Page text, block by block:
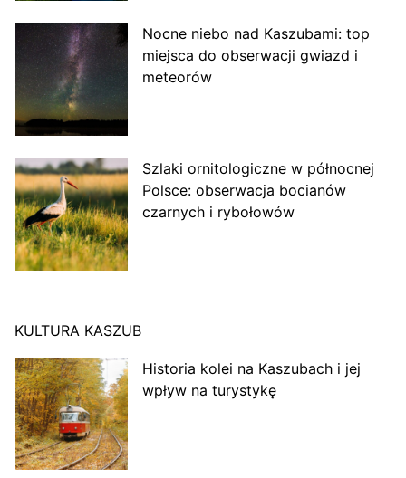
Nocne niebo nad Kaszubami: top
miejsca do obserwacji gwiazd i
meteorów
Szlaki ornitologiczne w północnej
Polsce: obserwacja bocianów
czarnych i rybołowów
KULTURA KASZUB
Historia kolei na Kaszubach i jej
wpływ na turystykę